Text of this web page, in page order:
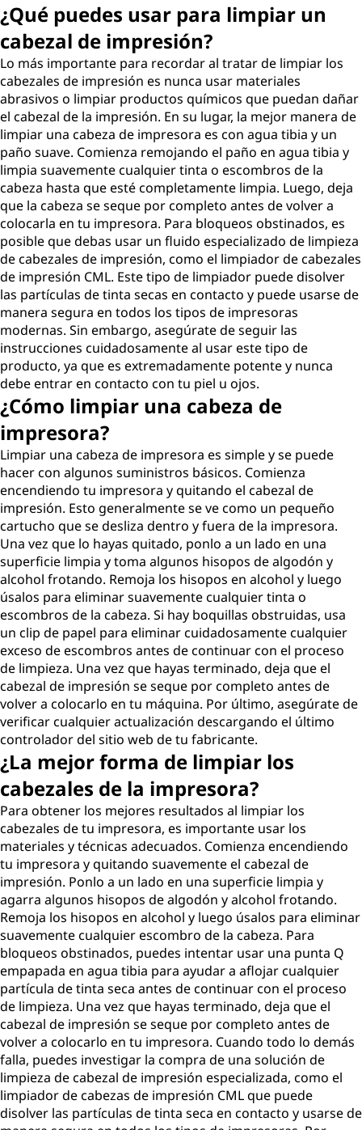
¿Qué puedes usar para limpiar un
cabezal de impresión?
Lo más importante para recordar al tratar de limpiar los
cabezales de impresión es nunca usar materiales
abrasivos o limpiar productos químicos que puedan dañar
el cabezal de la impresión. En su lugar, la mejor manera de
limpiar una cabeza de impresora es con agua tibia y un
paño suave. Comienza remojando el paño en agua tibia y
limpia suavemente cualquier tinta o escombros de la
cabeza hasta que esté completamente limpia. Luego, deja
que la cabeza se seque por completo antes de volver a
colocarla en tu impresora. Para bloqueos obstinados, es
posible que debas usar un fluido especializado de limpieza
de cabezales de impresión, como el limpiador de cabezales
de impresión CML. Este tipo de limpiador puede disolver
las partículas de tinta secas en contacto y puede usarse de
manera segura en todos los tipos de impresoras
modernas. Sin embargo, asegúrate de seguir las
instrucciones cuidadosamente al usar este tipo de
producto, ya que es extremadamente potente y nunca
debe entrar en contacto con tu piel u ojos.
¿Cómo limpiar una cabeza de
impresora?
Limpiar una cabeza de impresora es simple y se puede
hacer con algunos suministros básicos. Comienza
encendiendo tu impresora y quitando el cabezal de
impresión. Esto generalmente se ve como un pequeño
cartucho que se desliza dentro y fuera de la impresora.
Una vez que lo hayas quitado, ponlo a un lado en una
superficie limpia y toma algunos hisopos de algodón y
alcohol frotando. Remoja los hisopos en alcohol y luego
úsalos para eliminar suavemente cualquier tinta o
escombros de la cabeza. Si hay boquillas obstruidas, usa
un clip de papel para eliminar cuidadosamente cualquier
exceso de escombros antes de continuar con el proceso
de limpieza. Una vez que hayas terminado, deja que el
cabezal de impresión se seque por completo antes de
volver a colocarlo en tu máquina. Por último, asegúrate de
verificar cualquier actualización descargando el último
controlador del sitio web de tu fabricante.
¿La mejor forma de limpiar los
cabezales de la impresora?
Para obtener los mejores resultados al limpiar los
cabezales de tu impresora, es importante usar los
materiales y técnicas adecuados. Comienza encendiendo
tu impresora y quitando suavemente el cabezal de
impresión. Ponlo a un lado en una superficie limpia y
agarra algunos hisopos de algodón y alcohol frotando.
Remoja los hisopos en alcohol y luego úsalos para eliminar
suavemente cualquier escombro de la cabeza. Para
bloqueos obstinados, puedes intentar usar una punta Q
empapada en agua tibia para ayudar a aflojar cualquier
partícula de tinta seca antes de continuar con el proceso
de limpieza. Una vez que hayas terminado, deja que el
cabezal de impresión se seque por completo antes de
volver a colocarlo en tu impresora. Cuando todo lo demás
falla, puedes investigar la compra de una solución de
limpieza de cabezal de impresión especializada, como el
limpiador de cabezas de impresión CML que puede
disolver las partículas de tinta seca en contacto y usarse de